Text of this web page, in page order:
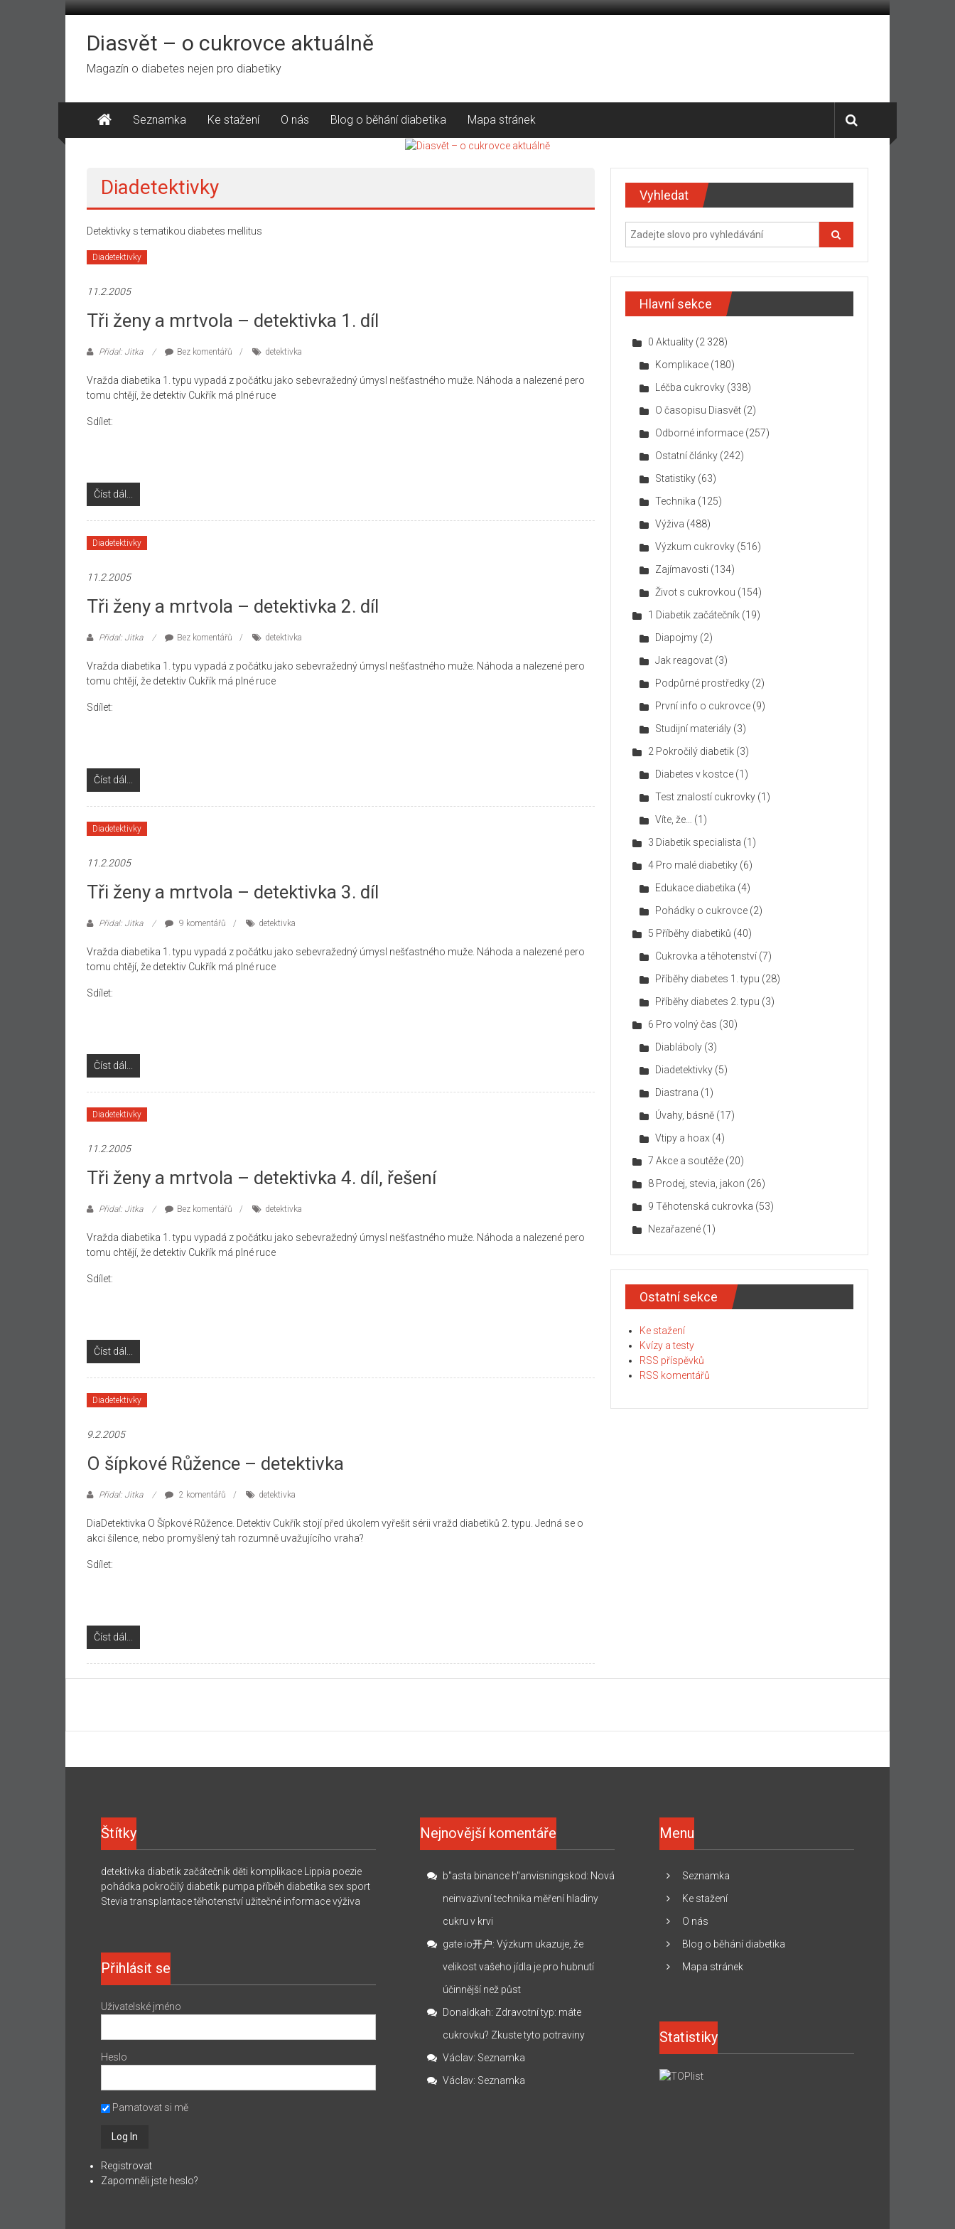
Přeskočit
obsahDiasvět – o cukrovce aktuálně
Magazín o diabetes nejen pro diabetiky
Seznamka Ke stažení O nás Blog o běhání diabetika Mapa stránek
Diadetektivky
Detektivky s tematikou diabetes mellitus
Diadetektivky
11.2.2005
Tři ženy a mrtvola – detektivka 1. díl
Přidal: Jitka Bez komentářů detektivka
Vražda diabetika 1. typu vypadá z počátku jako sebevražedný úmysl nešťastného muže. Náhoda a nalezené pero
tomu chtějí, že detektiv Cukřík má plné ruce
Sdílet:
Číst dál...
Diadetektivky
11.2.2005
Tři ženy a mrtvola – detektivka 2. díl
Přidal: Jitka Bez komentářů detektivka
Vražda diabetika 1. typu vypadá z počátku jako sebevražedný úmysl nešťastného muže. Náhoda a nalezené pero
tomu chtějí, že detektiv Cukřík má plné ruce
Sdílet:
Číst dál...
Diadetektivky
11.2.2005
Tři ženy a mrtvola – detektivka 3. díl
Přidal: Jitka 9 komentářů detektivka
Vražda diabetika 1. typu vypadá z počátku jako sebevražedný úmysl nešťastného muže. Náhoda a nalezené pero
tomu chtějí, že detektiv Cukřík má plné ruce
Sdílet:
Číst dál...
Diadetektivky
11.2.2005
Tři ženy a mrtvola – detektivka 4. díl, řešení
Přidal: Jitka Bez komentářů detektivka
Vražda diabetika 1. typu vypadá z počátku jako sebevražedný úmysl nešťastného muže. Náhoda a nalezené pero
tomu chtějí, že detektiv Cukřík má plné ruce
Sdílet:
Číst dál...
Diadetektivky
9.2.2005
O šípkové Růžence – detektivka
Přidal: Jitka 2 komentářů detektivka
DiaDetektivka O Šípkové Růžence. Detektiv Cukřík stojí před úkolem vyřešit sérii vražd diabetiků 2. typu. Jedná se o
akci šílence, nebo promyšlený tah rozumně uvažujícího vraha?
Sdílet:
Číst dál...
Vyhledat
Hlavní sekce
0 Aktuality (2 328)
Komplikace (180)
Léčba cukrovky (338)
O časopisu Diasvět (2)
Odborné informace (257)
Ostatní články (242)
Statistiky (63)
Technika (125)
Výživa (488)
Výzkum cukrovky (516)
Zajímavosti (134)
Život s cukrovkou (154)
1 Diabetik začátečník (19)
Diapojmy (2)
Jak reagovat (3)
Podpůrné prostředky (2)
První info o cukrovce (9)
Studijní materiály (3)
2 Pokročilý diabetik (3)
Diabetes v kostce (1)
Test znalostí cukrovky (1)
Víte, že…
(1)
3 Diabetik specialista (1)
4 Pro malé diabetiky (6)
Edukace diabetika (4)
Pohádky o cukrovce (2)
5 Příběhy diabetiků (40)
Cukrovka a těhotenství (7)
Příběhy diabetes 1. typu (28)
Příběhy diabetes 2. typu (3)
6 Pro volný čas (30)
Diabláboly (3)
Diadetektivky (5)
Diastrana (1)
Úvahy, básně (17)
Vtipy a hoax (4)
7 Akce a soutěže (20)
8 Prodej, stevia, jakon (26)
9 Těhotenská cukrovka (53)
Nezařazené (1)
Ostatní sekce
Ke stažení
Kvízy a testy
RSS příspěvků
RSS komentářů
Štítky
detektivka diabetik začátečník děti komplikace Lippia poezie
pohádka pokročilý diabetik pumpa příběh diabetika sex sport
Stevia transplantace těhotenství užitečné informace výživa
Přihlásit se
Uživatelské jméno
Heslo
Pamatovat si mě
Registrovat
Zapomněli jste heslo?
Nejnovější komentáře
b"asta binance h"anvisningskod: Nová
neinvazivní technika měření hladiny
cukru v krvi
gate io开户:Výzkum ukazuje, že
velikost vašeho jídla je pro hubnutí
účinnější než půst
Donaldkah: Zdravotní typ: máte
cukrovku? Zkuste tyto potraviny
Václav: Seznamka
Václav: Seznamka
Menu
Seznamka
Ke stažení
O nás
Blog o běhání diabetika
Mapa stránek
Statistiky